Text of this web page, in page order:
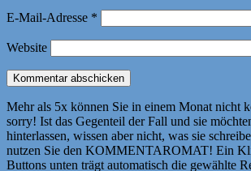
E-Mail-Adresse *
Website
Mehr als 5x können Sie in einem Monat nicht
sorry! Ist das Gegenteil der Fall und sie
hinterlassen, wissen aber nicht, was sie
nutzen Sie den KOMMENTAROMAT! Ein
Buttons unten trägt automatisch die gewählte